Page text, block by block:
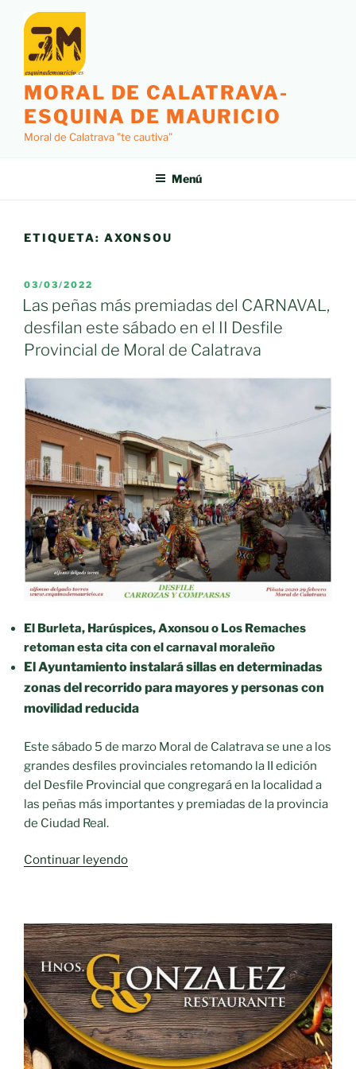
contenido
MORAL DE CALATRAVA-
ESQUINA DE MAURICIO
Moral de Calatrava "te cautiva"
Menú
ETIQUETA: AXONSOU
PUBLICADO
EL
03/03/2022
Las peñas más premiadas del CARNAVAL,
desfilan este sábado en el II Desfile
Provincial de Moral de Calatrava
El Burleta, Harúspices, Axonsou o Los Remaches
retoman esta cita con el carnaval moraleño
El Ayuntamiento instalará sillas en determinadas
zonas del recorrido para mayores y personas con
movilidad reducida
Este sábado 5 de marzo Moral de Calatrava se une a los
grandes desfiles provinciales retomando la II edición
del Desfile Provincial que congregará en la localidad a
las peñas más importantes y premiadas de la provincia
de Ciudad Real.
Continuar leyendo«Las
del
CARNAVAL,
desfilan
este
sábado
en
el